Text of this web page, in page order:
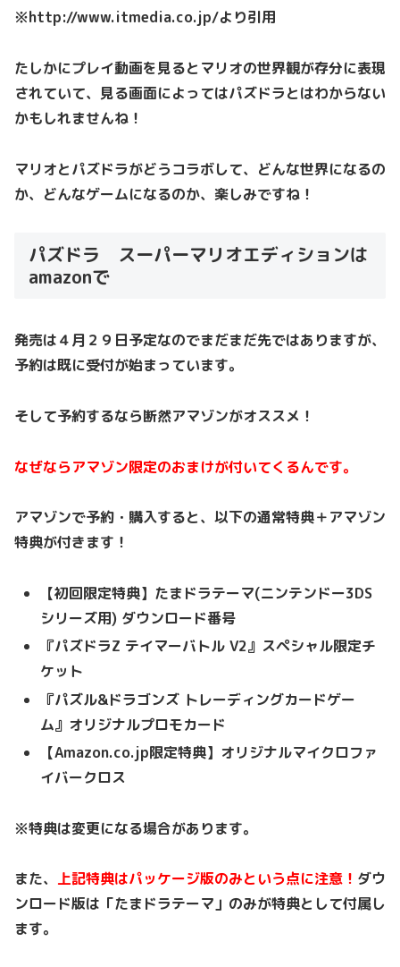
※http://www.itmedia.co.jp/より引用
たしかにプレイ動画を見るとマリオの世界観が存分に表現
されていて、見る画面によってはパズドラとはわからない
かもしれませんね！
マリオとパズドラがどうコラボして、どんな世界になるの
か、どんなゲームになるのか、楽しみですね！
パズドラ スーパーマリオエディションは
amazonで
発売は４月２９日予定なのでまだまだ先ではありますが、
予約は既に受付が始まっています。
そして予約するなら断然アマゾンがオススメ！
なぜならアマゾン限定のおまけが付いてくるんです。
アマゾンで予約・購入すると、以下の通常特典＋アマゾン
特典が付きます！
【初回限定特典】たまドラテーマ(ニンテンドー3DS
シリーズ用) ダウンロード番号
『パズドラZ テイマーバトル V2』スペシャル限定チ
ケット
『パズル&ドラゴンズ トレーディングカードゲー
ム』オリジナルプロモカード
【Amazon.co.jp限定特典】オリジナルマイクロファ
イバークロス
※特典は変更になる場合があります。
また、 上記特典はパッケージ版のみという点に注意！ ダウ
ンロード版は「たまドラテーマ」のみが特典として付属し
ます。